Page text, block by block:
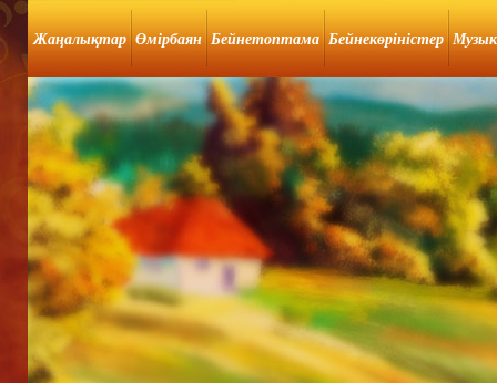
Жаңалықтар Өмірбаян Бейнетоптама Бейнекөріністер